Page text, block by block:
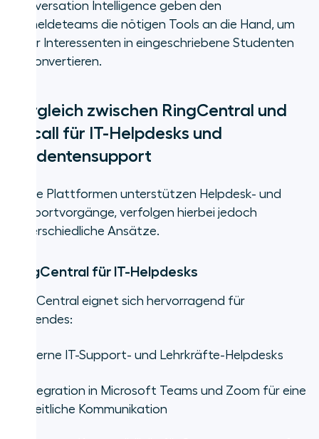
Conversation Intelligence geben den
Anmeldeteams die nötigen Tools an die Hand, um
mehr Interessenten in eingeschriebene Studenten
zu konvertieren.
Vergleich zwischen RingCentral und
Aircall für IT-Helpdesks und
Studentensupport
Beide Plattformen unterstützen Helpdesk- und
Supportvorgänge, verfolgen hierbei jedoch
unterschiedliche Ansätze.
RingCentral für IT-Helpdesks
RingCentral eignet sich hervorragend für
Folgendes:
Interne IT-Support- und Lehrkräfte-Helpdesks
Integration in Microsoft Teams und Zoom für eine
einheitliche Kommunikation